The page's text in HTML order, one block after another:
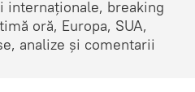
breaking
oră, Europa, SUA,
analize și comentarii